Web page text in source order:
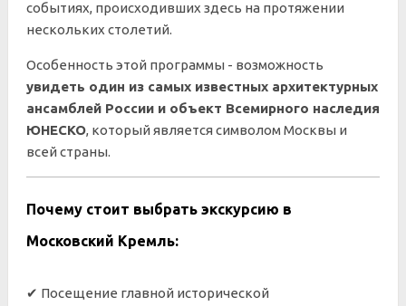
событиях, происходивших здесь на протяжении
нескольких столетий.
Особенность этой программы - возможность
увидеть один из самых известных архитектурных
ансамблей России и объект Всемирного наследия
ЮНЕСКО, который является символом Москвы и
всей страны.
Почему стоит выбрать экскурсию в
Московский Кремль:
✔ Посещение главной исторической